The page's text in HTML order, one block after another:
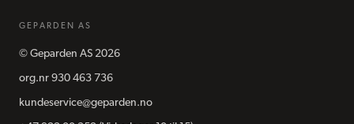
GEPARDEN AS
© Geparden AS 2026
org.nr 930 463 736
kundeservice@geparden.no